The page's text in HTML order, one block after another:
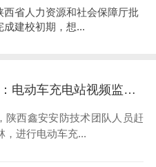
省人力资源和社会保障厅批
建校初期，想...
实战：电动车充电站视频监控系统安装进行中，您的场站何时升级？
陕西鑫安安防技术团队人员赶
，进行电动车充...